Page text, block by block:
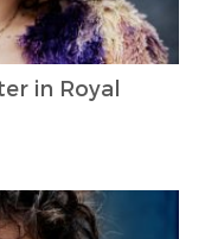
in Royal